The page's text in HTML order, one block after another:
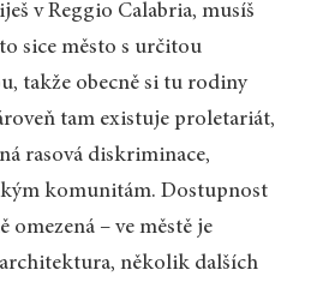
v Reggio Calabria, musíš
sice město s určitou
takže obecně si tu rodiny
tam existuje proletariát,
rasová diskriminace,
komunitám. Dostupnost
omezená – ve městě je
několik dalších